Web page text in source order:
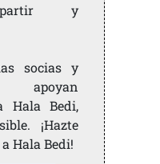
y
socias y
Hala Bedi,
¡Hazte
Hala Bedi!